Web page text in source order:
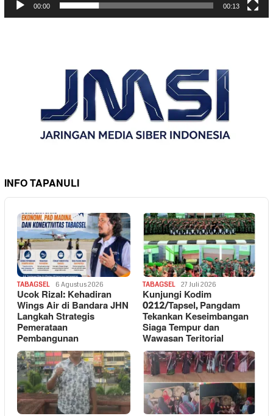
00:00 00:13
INFO TAPANULI
TABAGSEL 6 Agustus 2026
Ucok Rizal: Kehadiran
Wings Air di Bandara JHN
Langkah Strategis
Pemerataan
Pembangunan
TABAGSEL 27 Juli 2026
Kunjungi Kodim
0212/Tapsel, Pangdam
Tekankan Keseimbangan
Siaga Tempur dan
Wawasan Teritorial